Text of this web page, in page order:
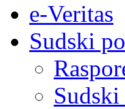
e-Veritas
Sudski